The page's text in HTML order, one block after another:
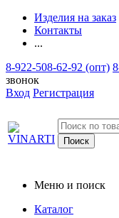
Изделия на заказ
Контакты
...
8-922-508-62-92 (опт)
звонок
Вход Регистрация
Меню и поиск
Каталог